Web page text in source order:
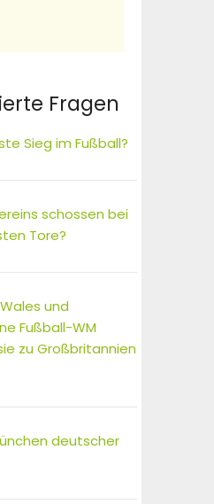
Fragen
Sieg im Fußball?
schossen bei
Tore?
und
Fußball-WM
zu Großbritannien
deutscher